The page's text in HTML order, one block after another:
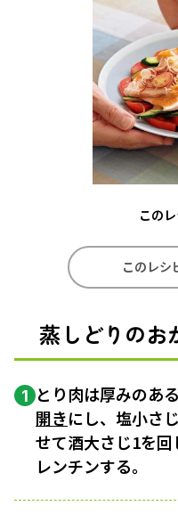
この
このレシ
蒸しどりのお
1 とり肉は厚みのあ
開きにし、塩小さ
せて酒大さじ1を
レンチンする。